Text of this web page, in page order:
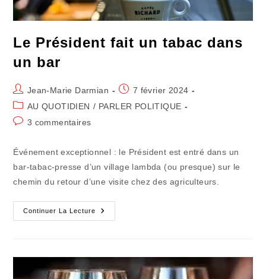
Le Président fait un tabac dans
un bar
Auteur/autrice
de
publication :
Jean-Marie Darmian
Publication
publiée :
7 février 2024
Post
category:
AU QUOTIDIEN / PARLER POLITIQUE
Commentaires
la
publication :
3 commentaires
Événement exceptionnel : le Président est entré dans un
bar-tabac-presse d’un village lambda (ou presque) sur le
chemin du retour d’une visite chez des agriculteurs.
Continuer La Lecture
Le
Président
Un
Bar